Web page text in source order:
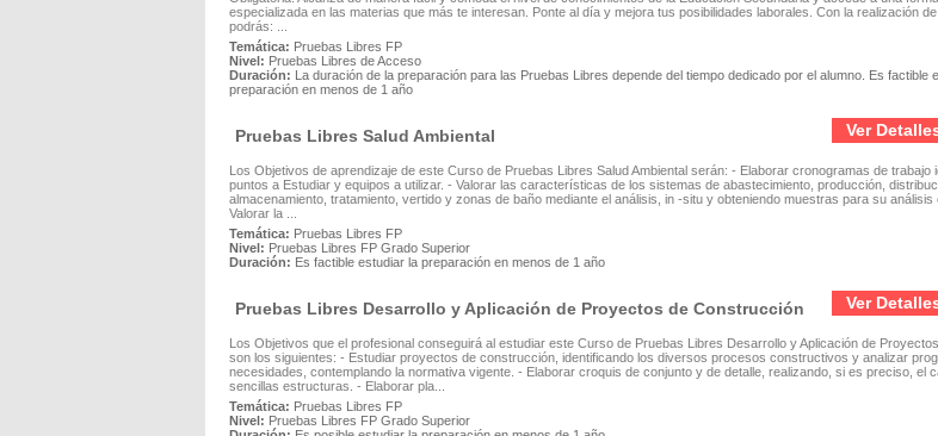
especializada en las materias que más te interesan. Ponte al día y mejora tus posibilidades laborales. Con la realización
podrás: ...
Temática: Pruebas Libres FP
Nivel: Pruebas Libres de Acceso
Duración: La duración de la preparación para las Pruebas Libres depende del tiempo dedicado por el alumno. Es factible
preparación en menos de 1 año
Ver
Pruebas Libres Salud Ambiental
Los Objetivos de aprendizaje de este Curso de Pruebas Libres Salud Ambiental serán: - Elaborar cronogramas de trabajo
puntos a Estudiar y equipos a utilizar. - Valorar las características de los sistemas de abastecimiento, producción,
almacenamiento, tratamiento, vertido y zonas de baño mediante el análisis, in -situ y obteniendo muestras para su análisis
Valorar la ...
Temática: Pruebas Libres FP
Nivel: Pruebas Libres FP Grado Superior
Duración: Es factible estudiar la preparación en menos de 1 año
Ver
Pruebas Libres Desarrollo y Aplicación de Proyectos de Construcción
Los Objetivos que el profesional conseguirá al estudiar este Curso de Pruebas Libres Desarrollo y Aplicación de
son los siguientes: - Estudiar proyectos de construcción, identificando los diversos procesos constructivos y analizar
necesidades, contemplando la normativa vigente. - Elaborar croquis de conjunto y de detalle, realizando, si es preciso, el
sencillas estructuras. - Elaborar pla...
Temática: Pruebas Libres FP
Nivel: Pruebas Libres FP Grado Superior